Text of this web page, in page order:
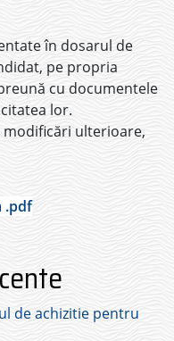
în dosarul de
pe propria
cu documentele
lor.
modificări ulterioare,
.pdf
de achizitie pentru